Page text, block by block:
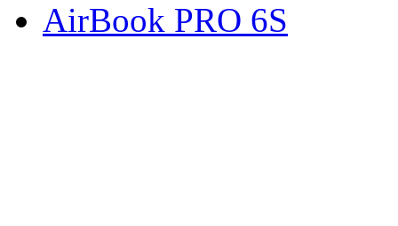
AirBook PRO 6S